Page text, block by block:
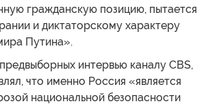
гражданскую позицию, пытается
и диктаторскому характеру
Путина».
интервью каналу CBS,
что именно Россия «является
национальной безопасности